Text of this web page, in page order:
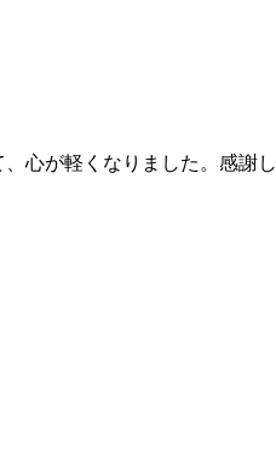
心が軽くなりました。感謝し